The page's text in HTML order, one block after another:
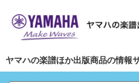
ヤマハの楽譜ほか出版商品の情報